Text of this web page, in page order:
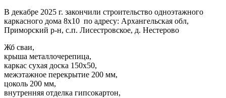
В декабре 2025 г. закончили строительство одноэтажного
каркасного дома 8х10 по адресу: Архангельская обл,
Приморский р-н, с.п. Лисестровское, д. Нестерово
Жб сваи,
крыша металлочерепица,
каркас сухая доска 150х50,
межэтажное перекрытие 200 мм,
цоколь 200 мм,
внутренняя отделка гипсокартон,